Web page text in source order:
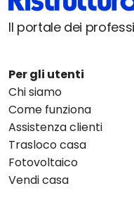
Il portale dei
Per gli utenti
Chi siamo
Come funziona
Assistenza clienti
Trasloco casa
Fotovoltaico
Vendi casa